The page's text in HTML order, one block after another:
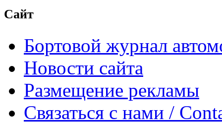
Сайт
Бортовой журнал
Новости сайта
Размещение рекламы
Связаться с нами /